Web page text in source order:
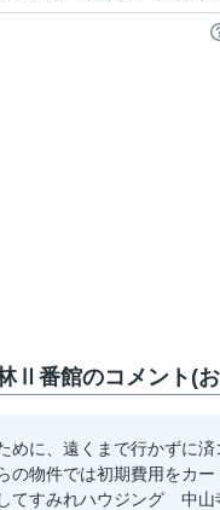
Ⅱ番館のコメント(
めに、遠くまで行かずに
の物件では初期費用をカ
てすみれハウジング 中